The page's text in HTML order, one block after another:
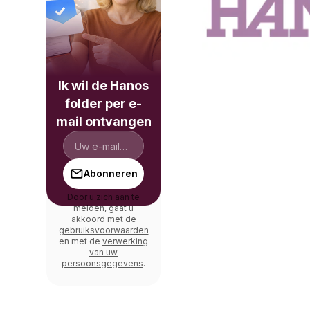
Ik wil de Hanos
folder per e-
mail ontvangen
Abonneren
Door u zich aan te
melden, gaat u
akkoord met de
gebruiksvoorwaarden
en met de verwerking
van uw
persoonsgegevens.